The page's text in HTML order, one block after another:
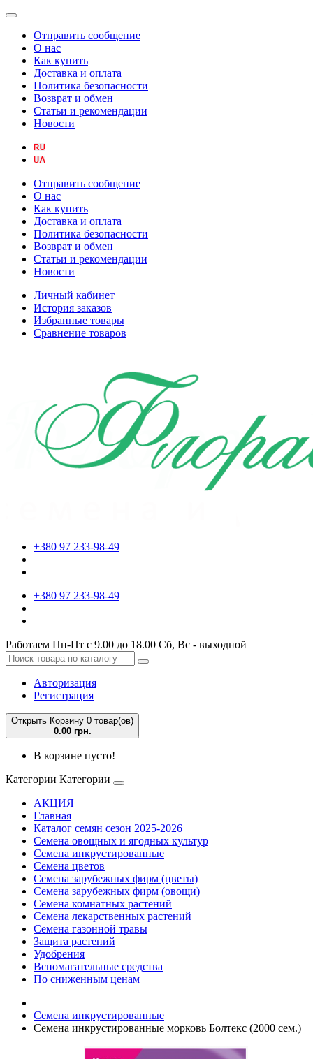
Отправить сообщение
О нас
Как купить
Доставка и оплата
Политика безопасности
Возврат и обмен
Статьи и рекомендации
Новости
Отправить сообщение
О нас
Как купить
Доставка и оплата
Политика безопасности
Возврат и обмен
Статьи и рекомендации
Новости
Личный кабинет
История заказов
Избранные товары
Сравнение товаров
+380 97 233-98-49
+380 97 233-98-49
Работаем Пн-Пт с 9.00 до 18.00 Сб, Вс - выходной
Авторизация
Регистрация
Открыть Корзину 0 товар(ов)
0.00 грн.
В корзине пусто!
Категории Категории
АКЦИЯ
Главная
Каталог семян сезон 2025-2026
Семена овощных и ягодных культур
Семена инкрустированные
Семена цветов
Семена зарубежных фирм (цветы)
Семена зарубежных фирм (овощи)
Семена комнатных растений
Семена лекарственных растений
Семена газонной травы
Защита растений
Удобрения
Вспомагательные средства
По сниженным ценам
Семена инкрустированные
Семена инкрустированные морковь Болтекс (2000 сем.)